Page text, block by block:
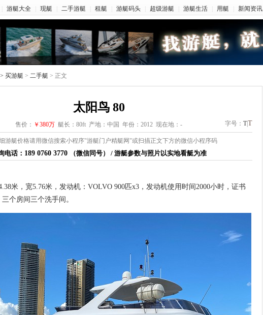
游艇大全 现艇 二手游艇 租艇 游艇码头 超级游艇 游艇生活 用艇 新闻资讯
买游艇 > 二手艇 > 正文
太阳鸟 80
售价： ￥380万 艇长：80ft 产地：中国 年份：2012 现在地：- 字号： T|T
游艇价格请用微信搜索小程序"游艇门户精艇网"或扫描正文下方的微信小程序码
电话： 189 0760 3770 （微信同号） / 游艇参数与照片以实地看艇为准
米，宽5.76米，发动机： VOLVO 900匹x3 ，发动机使用时间2000小时，证书
个房间三个洗手间。